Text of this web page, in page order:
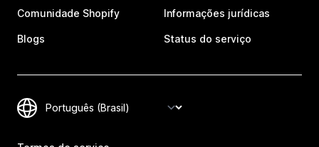
Comunidade Shopify
Blogs
Informações jurídicas
Status do serviço